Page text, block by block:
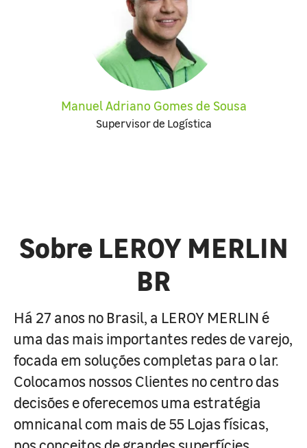
Manuel Adriano Gomes de Sousa
Supervisor de Logística
Sobre LEROY MERLIN
BR
Há 27 anos no Brasil, a LEROY MERLIN é
uma das mais importantes redes de varejo,
focada em soluções completas para o lar.
Colocamos nossos Clientes no centro das
decisões e oferecemos uma estratégia
omnicanal com mais de 55 Lojas físicas,